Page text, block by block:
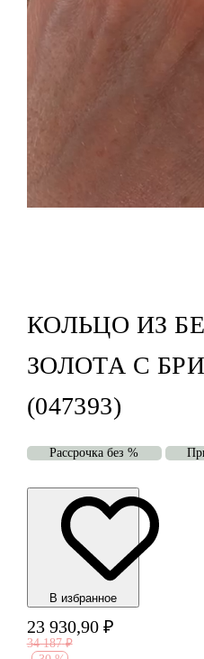
КОЛЬЦО ИЗ
ЗОЛОТА С
(047393)
Рассрочка без %
В избранноe
23 930,90 ₽
34 187 ₽